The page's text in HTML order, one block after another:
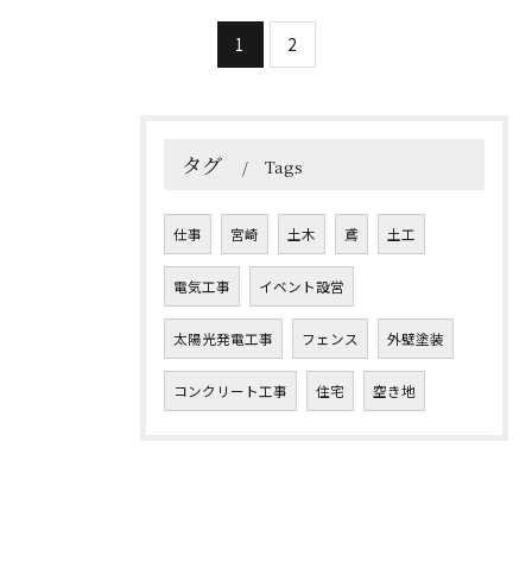
1 2
タグ Tags
仕事 宮崎 土木 鳶 土工
電気工事 イベント設営
太陽光発電工事 フェンス 外壁塗装
コンクリート工事 住宅 空き地